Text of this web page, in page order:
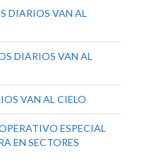
DIARIOS VAN AL
DIARIOS VAN AL
VAN AL CIELO
ESPECIAL
EN SECTORES